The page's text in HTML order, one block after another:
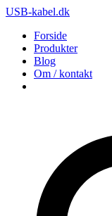
USB-kabel.dk
Forside
Produkter
Blog
Om / kontakt